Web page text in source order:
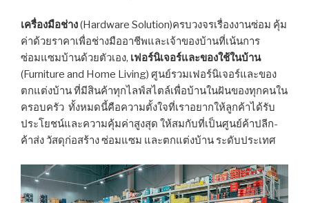
เครื่องมือช่าง(Hardware Solution)ครบวงจรเรื่องงานซ่อม คุ้ม
ค่าด้วยราคาเพื่อช่างมืออาชีพและเจ้าของบ้านที่เน้นการ
ซ่อมแซมบ้านด้วยตัวเอง, เฟอร์นิเจอร์และของใช้ในบ้าน
(Furniture and Home Living) ศูนย์รวมเฟอร์นิเจอร์และของ
ตกแต่งบ้าน ที่มีสินค้าทุกไลฟ์สไตล์เพื่อบ้านในฝันของทุกคนใน
ครอบครัว ทั้งหมดนี้คือความตั้งใจที่เราอยากให้ลูกค้าได้รับ
ประโยชน์และความคุ้มค่าสูงสุด ให้สมกับที่เป็นศูนย์ค้าปลีก-
ค้าส่ง วัสดุก่อสร้าง ซ่อมแซม และตกแต่งบ้าน ระดับประเทศ